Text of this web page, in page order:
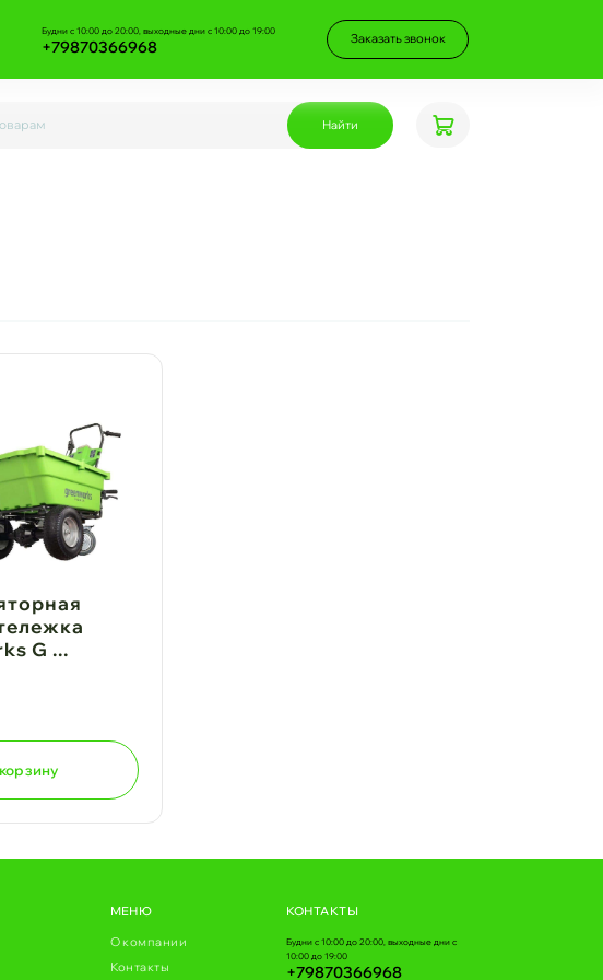
Будни с 10:00 до 20:00, выходные дни с 10:00 до 19:00
+79870366968 Заказать звонок
Найти
G ...
МЕНЮ
О компании
Контакты
КОНТАКТЫ
Будни с 10:00 до 20:00, выходные дни с
10:00 до 19:00
+79870366968